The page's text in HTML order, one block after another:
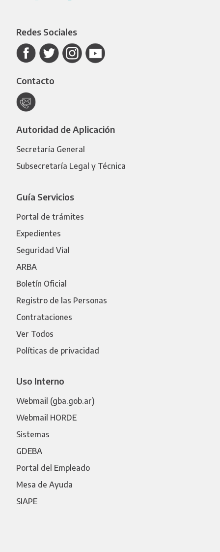
Redes Sociales
Contacto
Autoridad de Aplicación
Secretaría General
Subsecretaría Legal y Técnica
Guía Servicios
Portal de trámites
Expedientes
Seguridad Vial
ARBA
Boletín Oficial
Registro de las Personas
Contrataciones
Ver Todos
Políticas de privacidad
Uso Interno
Webmail (gba.gob.ar)
Webmail HORDE
Sistemas
GDEBA
Portal del Empleado
Mesa de Ayuda
SIAPE